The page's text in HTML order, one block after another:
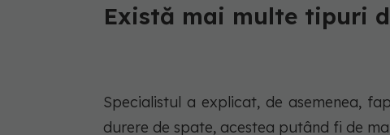
Există mai multe tipuri
Specialistul a explicat, de asemenea,
durere de spate, acestea putând fi de